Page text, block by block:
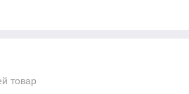
товар